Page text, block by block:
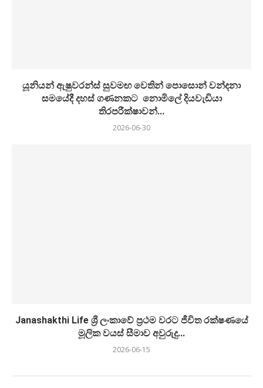
යූනියන් ඇෂුවරන්ස් සුවමඟ වෙතින් පොසොන් වන්දනා
සමයේදී දහස් ගණනකට නොමිලේ දියවැඩියා
තිරපරීක්ෂාවන්...
2026-06-30
Janashakthi Life ශ්‍රී ලංකාවේ ප්‍රථම වරට ජීවිත රක්ෂණයේ
මූලික වයස් සීමාව අවුරුදු...
2026-06-15